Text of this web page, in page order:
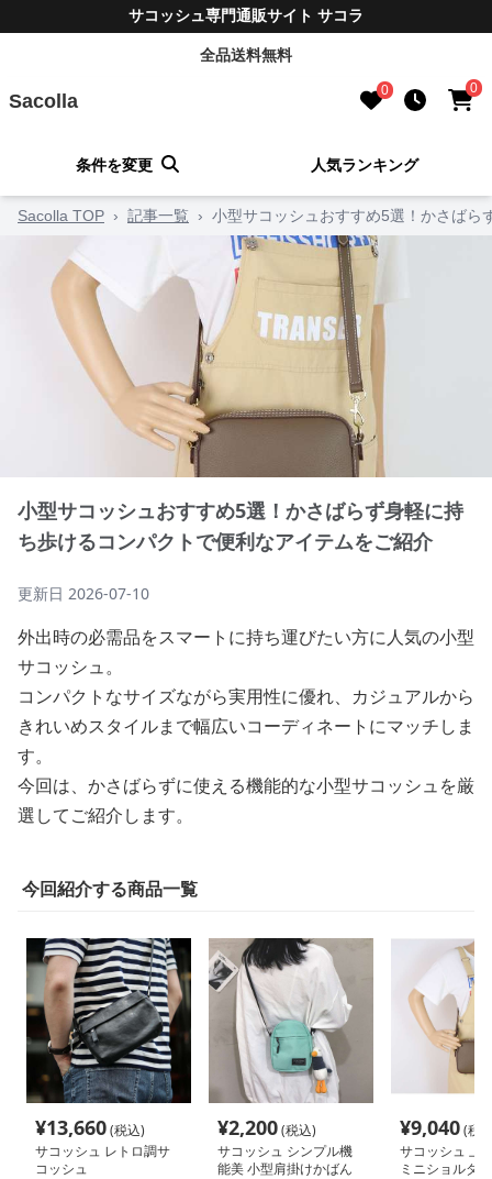
サコッシュ専門通販サイト サコラ
全品送料無料
Sacolla 0 0
条件を変更 人気ランキング
Sacolla TOP › 記事一覧 › 小型サコッシュおすすめ5選！かさばら
小型サコッシュおすすめ5選！かさばらず身軽に持
ち歩けるコンパクトで便利なアイテムをご紹介
更新日 2026-07-10
外出時の必需品をスマートに持ち運びたい方に人気の小型
サコッシュ。
コンパクトなサイズながら実用性に優れ、カジュアルから
きれいめスタイルまで幅広いコーディネートにマッチしま
す。
今回は、かさばらずに使える機能的な小型サコッシュを厳
選してご紹介します。
今回紹介する商品一覧
¥13,660(税込)
サコッシュ レトロ調サ
コッシュ
¥2,200(税込)
サコッシュ シンプル機
能美 小型肩掛けかばん
¥9,040(税
サコッシュ 上
ミニショルダ